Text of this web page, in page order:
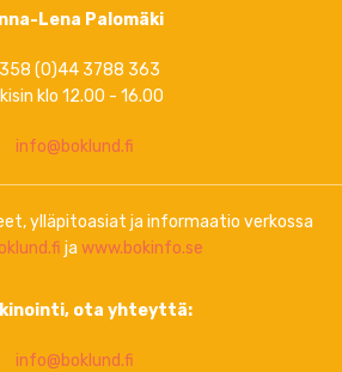
Lena Palomäki
(0)44 3788 363
klo 12.00 - 16.00
info@boklund.fi
ylläpitoasiat ja informaatio verkossa
ja www.bokinfo.se
ota yhteyttä:
info@boklund.fi